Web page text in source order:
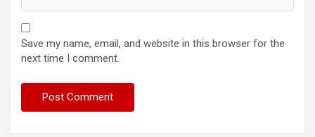
Save my name, email, and website in this browser for the
next time I comment.